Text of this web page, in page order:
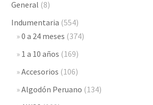
General (8)
Indumentaria (554)
0 a 24 meses (374)
1 a 10 años (169)
Accesorios (106)
Algodón Peruano (134)